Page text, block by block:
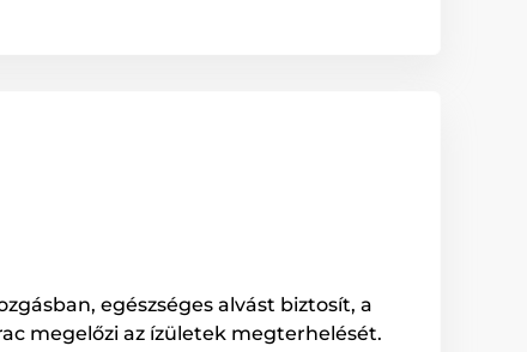
egészséges alvást biztosít, a
megelőzi az ízületek megterhelését.